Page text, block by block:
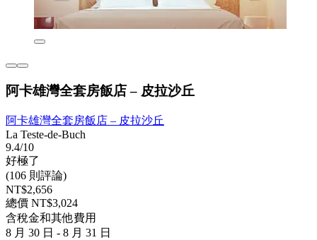
阿卡雄灣全套房飯店 – 皮拉沙丘
阿卡雄灣全套房飯店 – 皮拉沙丘
La Teste-de-Buch
9.4/10
好極了
(106 則評論)
NT$2,656
總價 NT$3,024
含稅金和其他費用
8 月 30 日 - 8 月 31 日